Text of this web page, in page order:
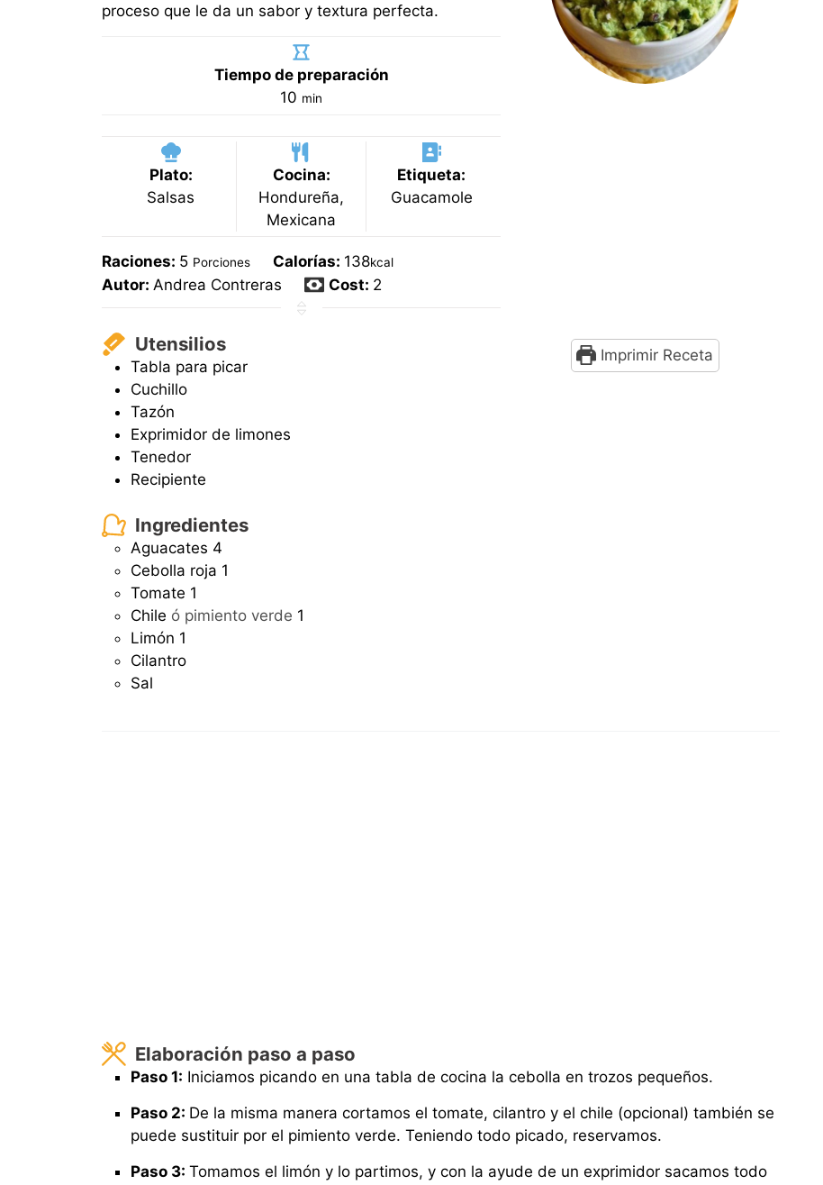
Imprimir Receta
proceso que le da un sabor y textura perfecta.
Tiempo de preparación
10 minutos
min
Plato:
Salsas
Cocina:
Hondureña,
Mexicana
Etiqueta:
Guacamole
Raciones: 5 Porciones Calorías: 138kcal
Autor: Andrea Contreras Cost: 2
Utensilios
Tabla para picar
Cuchillo
Tazón
Exprimidor de limones
Tenedor
Recipiente
Ingredientes
Aguacates 4
Cebolla roja 1
Tomate 1
Chile ó pimiento verde 1
Limón 1
Cilantro
Sal
Elaboración paso a paso
Paso 1: Iniciamos picando en una tabla de cocina la cebolla en trozos pequeños.
Paso 2: De la misma manera cortamos el tomate, cilantro y el chile (opcional) también se
puede sustituir por el pimiento verde. Teniendo todo picado, reservamos.
Paso 3: Tomamos el limón y lo partimos, y con la ayude de un exprimidor sacamos todo